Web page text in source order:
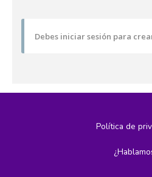
Debes iniciar sesión para
Política de